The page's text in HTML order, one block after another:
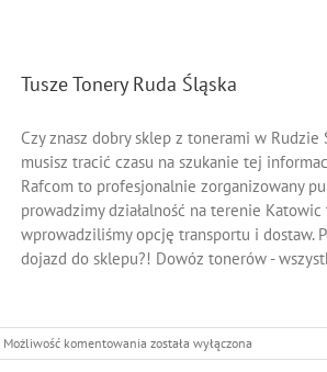
Tusze Tonery Ruda Śląska
Czy znasz dobry sklep z tonerami w Rudzie
musisz tracić czasu na szukanie tej
Rafcom to profesjonalnie zorganizowany
prowadzimy działalność na terenie
wprowadziliśmy opcję transportu i dostaw.
dojazd do sklepu?! Dowóz tonerów -
Możliwość komentowania Tusze
Tonery
została wyłączona